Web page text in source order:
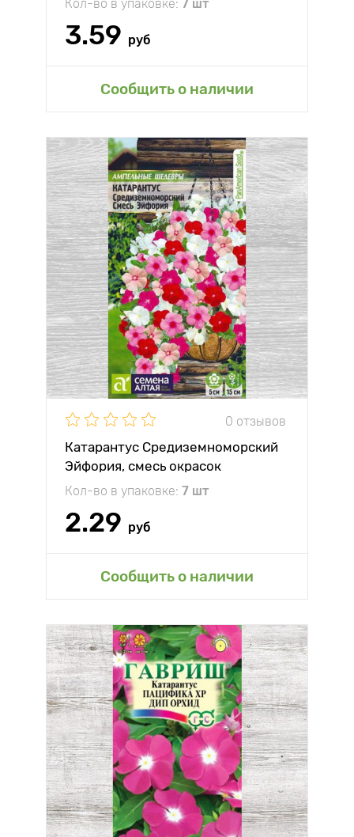
Кол-во в упаковке: 7 шт
3.59 руб
Сообщить о наличии
0 отзывов
Катарантус Средиземноморский
Эйфория, смесь окрасок
Кол-во в упаковке: 7 шт
2.29 руб
Сообщить о наличии